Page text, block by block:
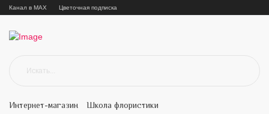
Канал в MAX Цветочная подписка
Интернет-магазин Школа флористики